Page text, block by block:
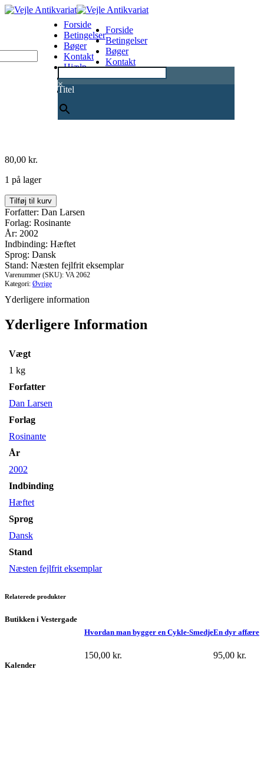
×
Titel
Forside
Betingelser
Bøger
Kontakt
Hjælp
0
Forside
Betingelser
Bøger
Kontakt
80,00 kr.
1 på lager
PET.
På
sporet
af
folkestyrets
politiske
politi
antal
Tilføj til kurv
Forfatter: Dan Larsen
Forlag: Rosinante
År: 2002
Indbinding: Hæftet
Sprog: Dansk
Stand: Næsten fejlfrit eksemplar
Varenummer (SKU): VA 2062
Kategori: Øvrige
Yderligere information
Yderligere Information
Vægt
1 kg
Forfatter
Dan Larsen
Forlag
Rosinante
År
2002
Indbinding
Hæftet
Sprog
Dansk
Stand
Næsten fejlfrit eksemplar
Relaterede produkter
En dyr affære
95,00 kr.
Hvordan man bygger en Cykle-Smedje
150,00 kr.
Butikken i Vestergade
Kalender